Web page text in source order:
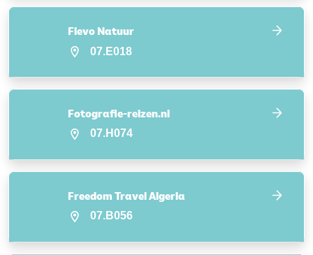
Flevo Natuur
07.E018
Fotografie-reizen.nl
07.H074
Freedom Travel Algeria
07.B056